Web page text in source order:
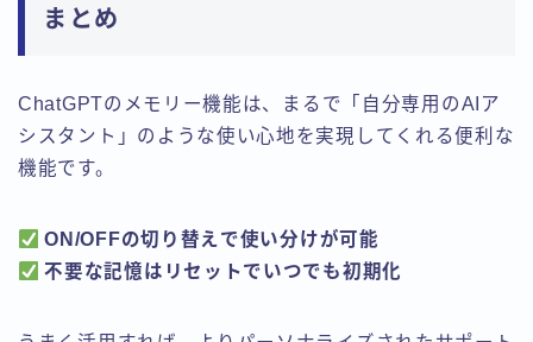
まとめ
ChatGPTのメモリー機能は、まるで「自分専用のAIア
シスタント」のような使い心地を実現してくれる便利な
機能です。
ON/OFFの切り替えで使い分けが可能
不要な記憶はリセットでいつでも初期化